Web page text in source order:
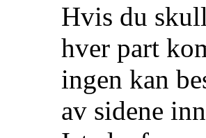
Hvis du
hver part
ingen kan
av sidene